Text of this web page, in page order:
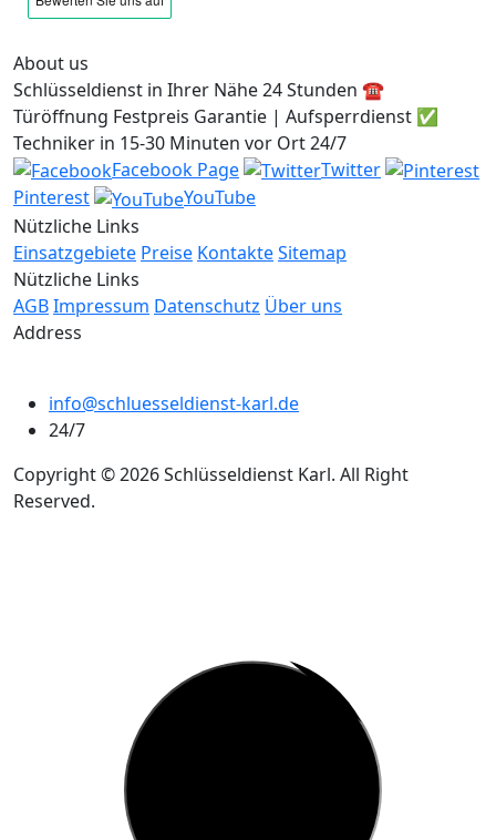
About us
Schlüsseldienst in Ihrer Nähe 24 Stunden ☎️
Türöffnung Festpreis Garantie | Aufsperrdienst ✅
Techniker in 15-30 Minuten vor Ort 24/7
Facebook Page
Twitter
Pinterest
YouTube
Nützliche Links
Einsatzgebiete Preise KontakteSitemap
Nützliche Links
AGBImpressum Datenschutz Über uns
Address
info@schluesseldienst-karl.de
24/7
Copyright © 2026 Schlüsseldienst Karl. All Right
Reserved.